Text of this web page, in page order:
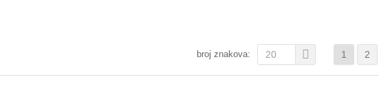
1 2
broj znakova: 20